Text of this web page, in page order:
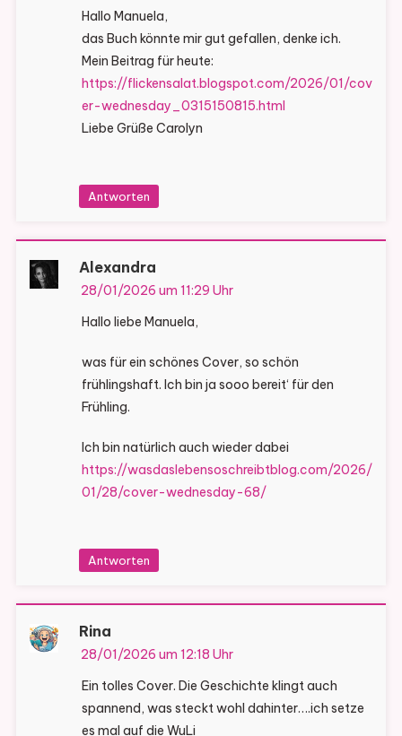
Hallo Manuela,
das Buch könnte mir gut gefallen, denke ich.
Mein Beitrag für heute:
https://flickensalat.blogspot.com/2026/01/cov
er-wednesday_0315150815.html
Liebe Grüße Carolyn
Antworten
Alexandra
28/01/2026 um 11:29 Uhr
Hallo liebe Manuela,
was für ein schönes Cover, so schön
frühlingshaft. Ich bin ja sooo bereit‘ für den
Frühling.
Ich bin natürlich auch wieder dabei
https://wasdaslebensoschreibtblog.com/2026/
01/28/cover-wednesday-68/
Antworten
Rina
28/01/2026 um 12:18 Uhr
Ein tolles Cover. Die Geschichte klingt auch
spannend, was steckt wohl dahinter….ich setze
es mal auf die WuLi